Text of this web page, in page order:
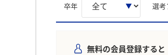
卒年 選考
無料の会員登録すると